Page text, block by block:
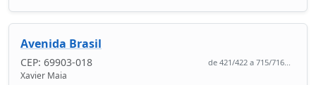
Avenida Brasil
CEP: 69903-018 de 421/422 a 715/716...
Xavier Maia